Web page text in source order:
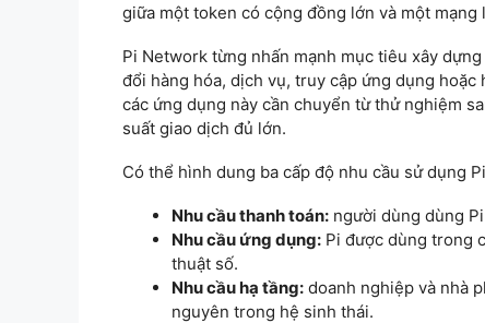
giữa một token có cộng đồng lớn và một
Pi Network từng nhấn mạnh mục tiêu xây
đổi hàng hóa, dịch vụ, truy cập ứng dụng
các ứng dụng này cần chuyển từ thử nghiệm
suất giao dịch đủ lớn.
Có thể hình dung ba cấp độ nhu cầu sử dụng
Nhu cầu thanh toán: người dùng dùng
Nhu cầu ứng dụng: Pi được dùng trong
thuật số.
Nhu cầu hạ tầng: doanh nghiệp và nhà
nguyên trong hệ sinh thái.